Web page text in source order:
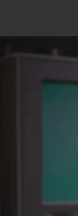
content